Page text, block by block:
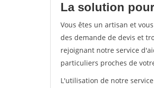
La solution
Vous êtes un artisan et
des demande de devis et
rejoignant notre service
particuliers proches de
L'utilisation de notre